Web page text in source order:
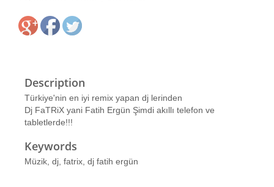
Description
Türkiye'nin en iyi remix yapan dj lerinden
Dj FaTRiX yani Fatih Ergün Şimdi akıllı telefon ve
tabletlerde!!!
Keywords
Müzik, dj, fatrix, dj fatih ergün